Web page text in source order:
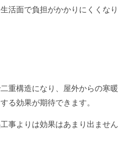
活面で負担がかかりにくくなり
重構造になり、屋外からの寒暖
る効果が期待できます。
事よりは効果はあまり出ません